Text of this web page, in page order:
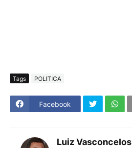
Tags POLITICA
Facebook
Luiz Vasconcelos